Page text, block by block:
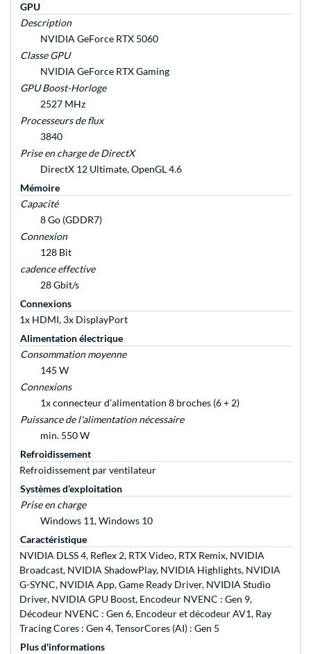
GPU
Description
NVIDIA GeForce RTX 5060
Classe GPU
NVIDIA GeForce RTX Gaming
GPU Boost-Horloge
2527 MHz
Processeurs de flux
3840
Prise en charge de DirectX
DirectX 12 Ultimate, OpenGL 4.6
Mémoire
Capacité
8 Go (GDDR7)
Connexion
128 Bit
cadence effective
28 Gbit/s
Connexions
1x HDMI, 3x DisplayPort
Alimentation électrique
Consommation moyenne
145 W
Connexions
1x connecteur d’alimentation 8 broches (6 + 2)
Puissance de l'alimentation nécessaire
min. 550 W
Refroidissement
Refroidissement par ventilateur
Systèmes d’exploitation
Prise en charge
Windows 11, Windows 10
Caractéristique
NVIDIA DLSS 4, Reflex 2, RTX Video, RTX Remix, NVIDIA
Broadcast, NVIDIA ShadowPlay, NVIDIA Highlights, NVIDIA
G-SYNC, NVIDIA App, Game Ready Driver, NVIDIA Studio
Driver, NVIDIA GPU Boost, Encodeur NVENC : Gen 9,
Décodeur NVENC : Gen 6, Encodeur et décodeur AV1, Ray
Tracing Cores : Gen 4, TensorCores (AI) : Gen 5
Plus d'informations